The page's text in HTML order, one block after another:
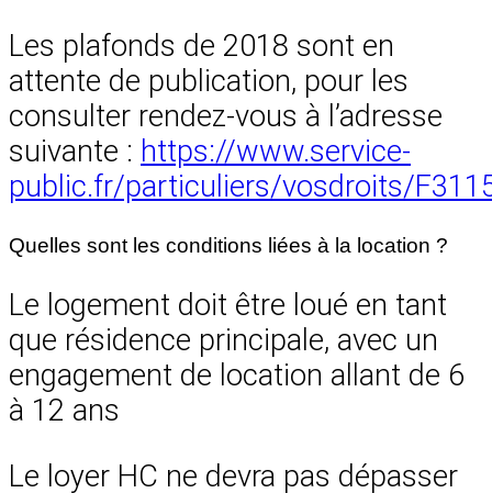
Les plafonds de 2018 sont en
attente de publication, pour les
consulter rendez-vous à l’adresse
suivante : https://www.service-
public.fr/particuliers/vosdroits/
Quelles sont les conditions liées à la location ?
Le logement doit être loué en tant
que résidence principale, avec un
engagement de location allant de 6
à 12 ans
Le loyer HC ne devra pas dépasser